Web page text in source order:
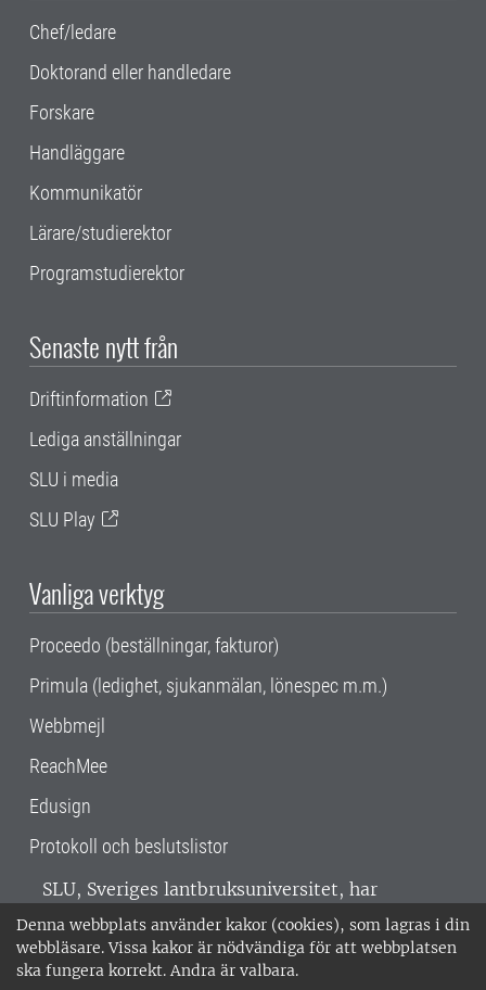
Denna webbplats använder kakor (cookies), som lagras i din
webbläsare. Vissa kakor är nödvändiga för att webbplatsen
ska fungera korrekt. Andra är valbara.
Chef/ledare
Doktorand eller handledare
Forskare
Handläggare
Kommunikatör
Lärare/studierektor
Programstudierektor
Senaste nytt från
Driftinformation
Lediga anställningar
SLU i media
SLU Play
Vanliga verktyg
Proceedo (beställningar, fakturor)
Primula (ledighet, sjukanmälan, lönespec m.m.)
Webbmejl
ReachMee
Edusign
Protokoll och beslutslistor
SLU, Sveriges lantbruksuniversitet, har
verksamhet över hela Sverige. Huvudorter är
Alnarp, Uppsala och Umeå.SLU är
miljöcertifierat enligt ISO 14001. •